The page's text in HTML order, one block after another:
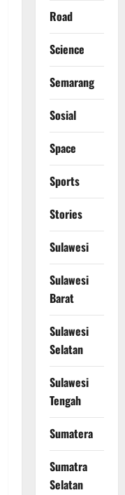
Road
Science
Semarang
Sosial
Space
Sports
Stories
Sulawesi
Sulawesi
Barat
Sulawesi
Selatan
Sulawesi
Tengah
Sumatera
Sumatra
Selatan